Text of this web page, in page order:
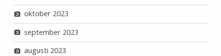
oktober 2023
september 2023
augusti 2023